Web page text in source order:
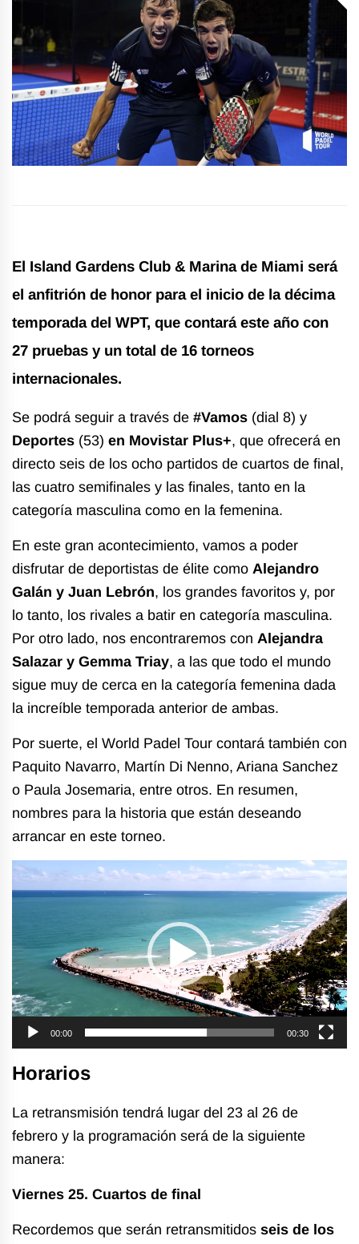
El Island Gardens Club & Marina de Miami será
el anfitrión de honor para el inicio de la décima
temporada del WPT, que contará este año con
27 pruebas y un total de 16 torneos
internacionales.
Se podrá seguir a través de #Vamos (dial 8) y
Deportes (53) en Movistar Plus+, que ofrecerá en
directo seis de los ocho partidos de cuartos de final,
las cuatro semifinales y las finales, tanto en la
categoría masculina como en la femenina.
En este gran acontecimiento, vamos a poder
disfrutar de deportistas de élite como Alejandro
Galán y Juan Lebrón, los grandes favoritos y, por
lo tanto, los rivales a batir en categoría masculina.
Por otro lado, nos encontraremos con Alejandra
Salazar y Gemma Triay, a las que todo el mundo
sigue muy de cerca en la categoría femenina dada
la increíble temporada anterior de ambas.
Por suerte, el World Padel Tour contará también con
Paquito Navarro, Martín Di Nenno, Ariana Sanchez
o Paula Josemaria, entre otros. En resumen,
nombres para la historia que están deseando
arrancar en este torneo.
Reproductor
de
00:00 00:30
Horarios
La retransmisión tendrá lugar del 23 al 26 de
febrero y la programación será de la siguiente
manera:
Viernes 25. Cuartos de final
Recordemos que serán retransmitidos seis de los